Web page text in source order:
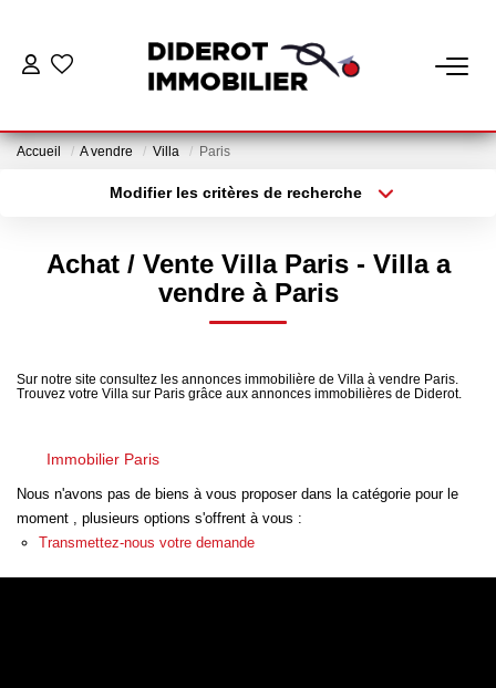
Espace Client Gestion
CONTACT
Accueil A vendre Villa Paris
Modifier les critères de recherche
Budget max
Achat / Vente Villa Paris - Villa a
vendre à Paris
Sur notre site consultez les annonces immobilière de Villa à vendre Paris.
Trouvez votre Villa sur Paris grâce aux annonces immobilières de Diderot.
Immobilier Paris
Nous n'avons pas de biens à vous proposer dans la catégorie pour le
moment , plusieurs options s'offrent à vous :
Transmettez-nous votre demande